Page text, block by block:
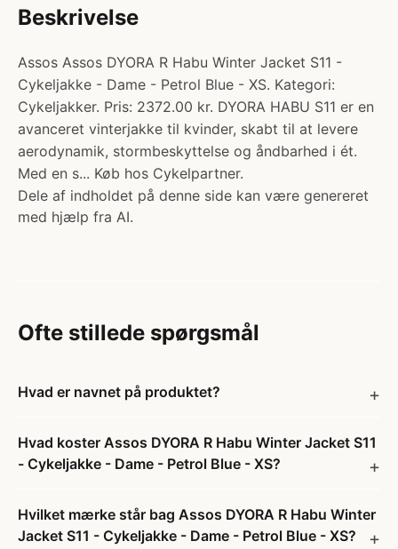
Beskrivelse
Assos Assos DYORA R Habu Winter Jacket S11 -
Cykeljakke - Dame - Petrol Blue - XS. Kategori:
Cykeljakker. Pris: 2372.00 kr. DYORA HABU S11 er en
avanceret vinterjakke til kvinder, skabt til at levere
aerodynamik, stormbeskyttelse og åndbarhed i ét.
Med en s... Køb hos Cykelpartner.
Dele af indholdet på denne side kan være genereret
med hjælp fra AI.
Ofte stillede spørgsmål
Hvad er navnet på produktet?
Hvad koster Assos DYORA R Habu Winter Jacket S11
- Cykeljakke - Dame - Petrol Blue - XS?
Hvilket mærke står bag Assos DYORA R Habu Winter
Jacket S11 - Cykeljakke - Dame - Petrol Blue - XS?